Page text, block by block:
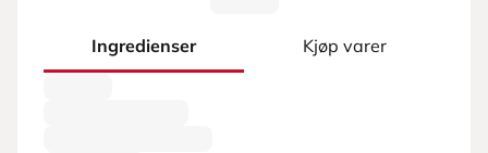
Ingredienser Kjøp varer